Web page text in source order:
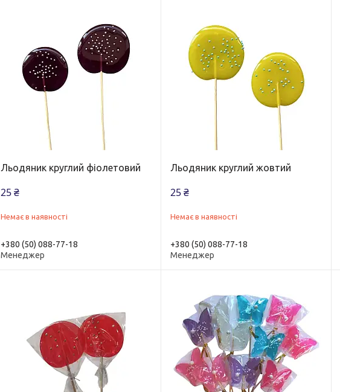
Льодяник круглий фіолетовий
25 ₴
Немає в наявності
+380 (50) 088-77-18
Менеджер
Льодяник круглий жовтий
25 ₴
Немає в наявності
+380 (50) 088-77-18
Менеджер